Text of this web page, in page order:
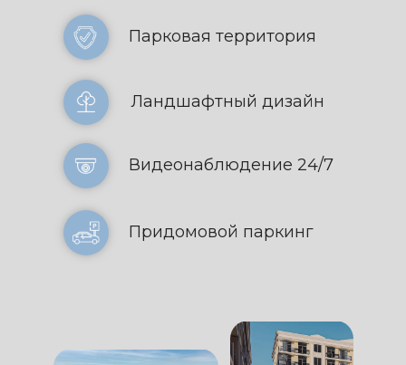
Парковая территория
Ландшафтный дизайн
Придомовой паркинг
Видеонаблюдение 24/7